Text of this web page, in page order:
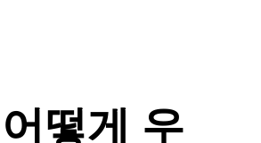
떻게 우